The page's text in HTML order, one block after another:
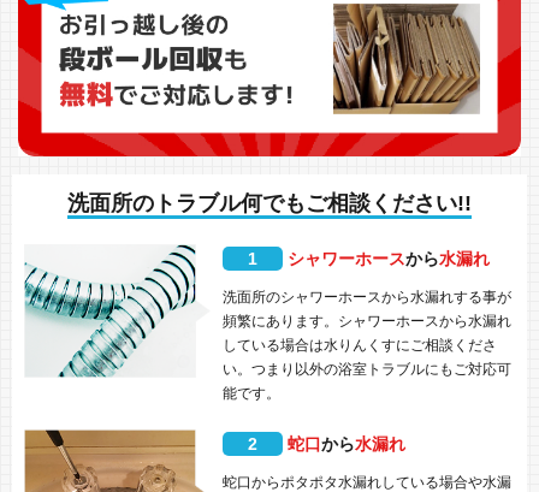
洗面所のトラブル何でもご相談ください!!
1 シャワーホースから水漏れ
洗面所のシャワーホースから水漏れする事が
頻繁にあります。シャワーホースから水漏れ
している場合は水りんくすにご相談くださ
い。つまり以外の浴室トラブルにもご対応可
能です。
2 蛇口から水漏れ
蛇口からポタポタ水漏れしている場合や水漏